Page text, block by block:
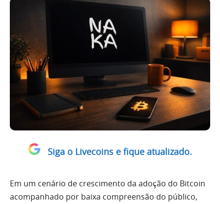
Siga o Livecoins e fique atualizado.
Em um cenário de crescimento da adoção do Bitcoin
acompanhado por baixa compreensão do público,